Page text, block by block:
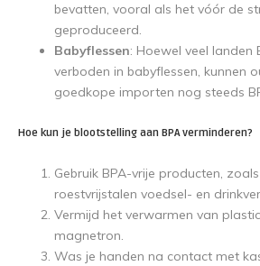
bevatten, vooral als het vóór de
geproduceerd.
Babyflessen: Hoewel veel landen
verboden in babyflessen, kunnen
goedkope importen nog steeds
Hoe kun je blootstelling aan BPA verminderen?
Gebruik BPA-vrije producten,
roestvrijstalen voedsel- en
Vermijd het verwarmen van
magnetron.
Was je handen na contact met